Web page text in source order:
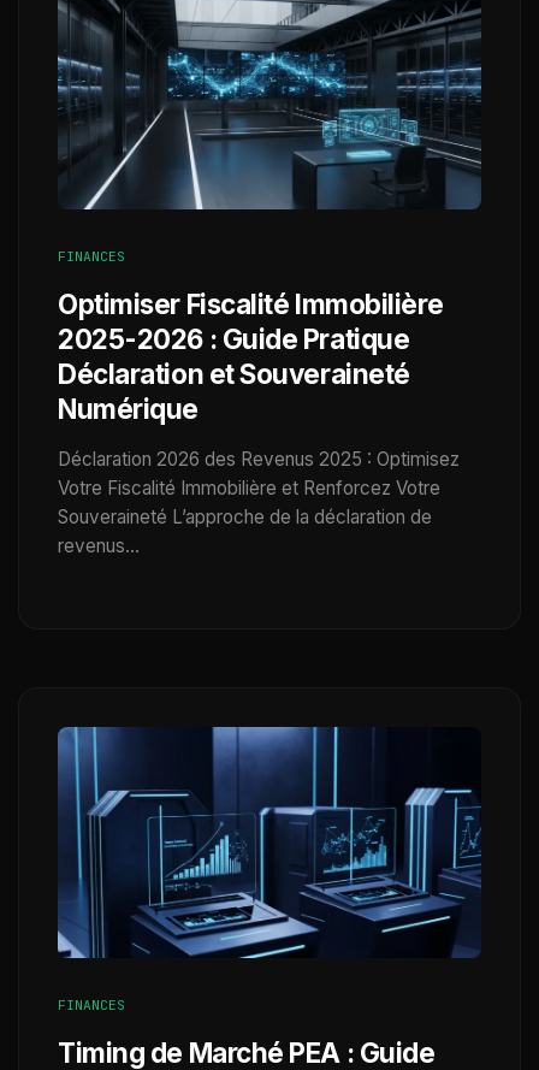
FINANCES
Optimiser Fiscalité Immobilière
2025-2026 : Guide Pratique
Déclaration et Souveraineté
Numérique
Déclaration 2026 des Revenus 2025 : Optimisez
Votre Fiscalité Immobilière et Renforcez Votre
Souveraineté L’approche de la déclaration de
revenus…
FINANCES
Timing de Marché PEA : Guide